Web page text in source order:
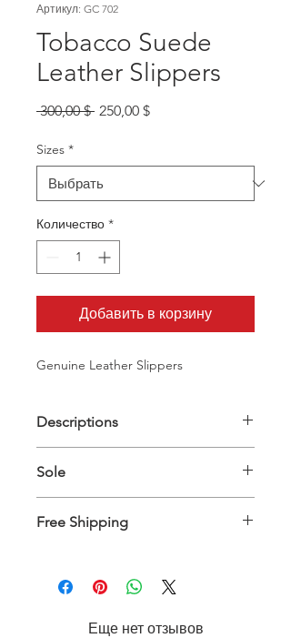
Артикул: GC 702
Tobacco Suede
Leather Slippers
300,00 $ Обычная
250,00 $Спеццена
Sizes *
Количество *
Добавить в корзину
Genuine Leather Slippers
Descriptions
Leather - Inner Material: 100%
Genuine Leather
Sole
Free Shipping
15 days worldwide
Еще нет отзывов